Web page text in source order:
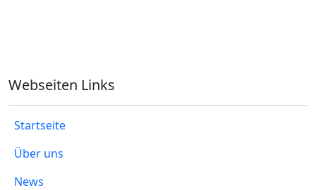
Webseiten Links
Startseite
Über uns
News